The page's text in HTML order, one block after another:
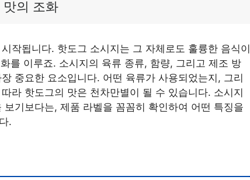
의 조화
작됩니다. 핫도그 소시지는 그 자체로도 훌륭한 음식이
를 이루죠. 소시지의 육류 종류, 함량, 그리고 제조 방
중요한 요소입니다. 어떤 육류가 사용되었는지, 그리
라 핫도그의 맛은 천차만별이 될 수 있습니다. 소시지
기보다는, 제품 라벨을 꼼꼼히 확인하여 어떤 특징을
.